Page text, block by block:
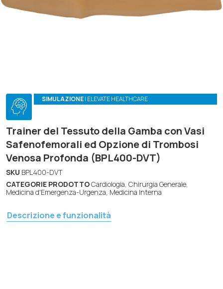
SIMULAZIONE| ELEVATE HEALTHCARE
Trainer del Tessuto della Gamba con Vasi
Safenofemorali ed Opzione di Trombosi
Venosa Profonda (BPL400-DVT)
SKU BPL400-DVT
CATEGORIE PRODOTTOCardiologia, Chirurgia Generale,
Medicina d'Emergenza-Urgenza, Medicina Interna
Descrizione e funzionalità